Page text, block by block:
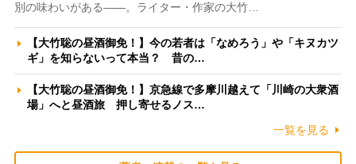
別の味わいがある――。ライター・作家の大竹…
【大竹聡の昼酒御免！】今の若者は「なめろう」や「キヌカツ
ギ」を知らないって本当？ 昔の…
【大竹聡の昼酒御免！】京急線で多摩川越えて「川崎の大衆酒
場」へと昼酒旅 押し寄せるノス…
一覧を見る